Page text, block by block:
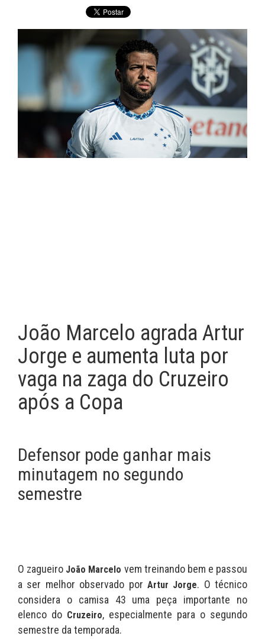
João Marcelo agrada Artur
Jorge e aumenta luta por
vaga na zaga do Cruzeiro
após a Copa
Defensor pode ganhar mais
minutagem no segundo
semestre
O zagueiro João Marcelo vem treinando bem e passou
a ser melhor observado por Artur Jorge. O técnico
considera o camisa 43 uma peça importante no
elenco do Cruzeiro, especialmente para o segundo
semestre da temporada.